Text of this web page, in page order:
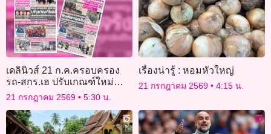
เดลินิวส์ 21 ก.ค.ครอบครอง
รถ-สกร.เฮ ปรับเกณฑ์ใหม่
ปลดล็อกได้บัตรคนจน
21 กรกฎาคม 2569 5:30 น.
เรื่องน่ารู้ : หอมหัวใหญ่
21 กรกฎาคม 2569 4:15 น.